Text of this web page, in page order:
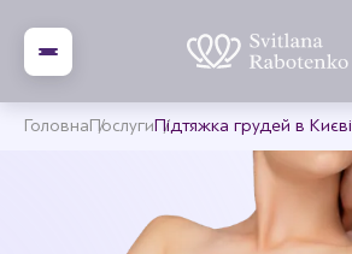
ГоловнаПослугиПідтяжка грудей в Києві